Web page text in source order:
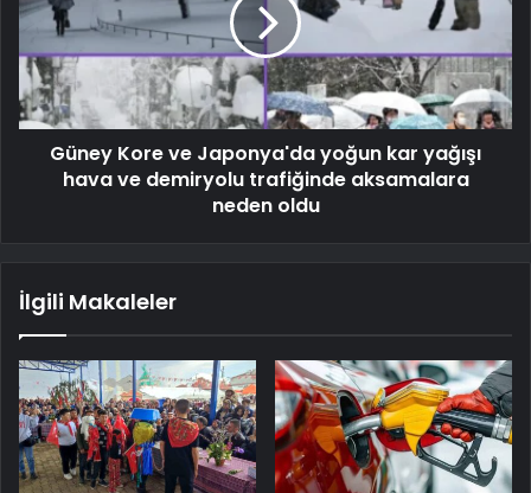
Güney Kore ve Japonya'da yoğun kar yağışı
hava ve demiryolu trafiğinde aksamalara
neden oldu
İlgili Makaleler